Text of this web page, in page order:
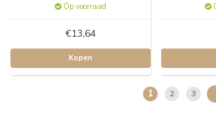
Op voorraad
€13,64
Kopen
1 2 3